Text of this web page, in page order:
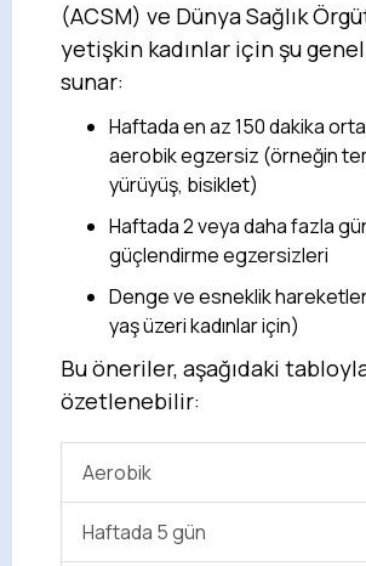
(ACSM) ve Dünya Sağlık
yetişkin kadınlar için şu
sunar:
Haftada en az 150 dakika
aerobik egzersiz (örneğin
yürüyüş, bisiklet)
Haftada 2 veya daha fazla
güçlendirme egzersizleri
Denge ve esneklik
yaş üzeri kadınlar için)
Bu öneriler, aşağıdaki
özetlenebilir:
Aerobik
Haftada 5 gün